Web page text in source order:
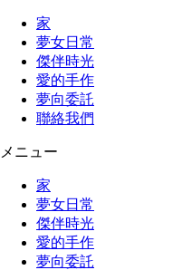
家
夢女日常
傑伴時光
愛的手作
夢向委託
聯絡我們
メニュー
家
夢女日常
傑伴時光
愛的手作
夢向委託